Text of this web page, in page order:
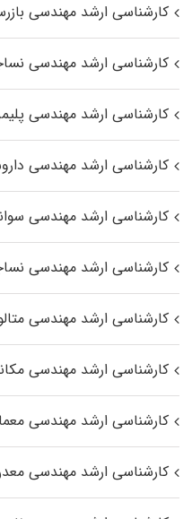
کارشناسی ارشد مهندسی
کارشناسی ارشد مهندسی
کارشناسی ارشد مهندسی
کارشناسی ارشد مهندسی
کارشناسی ارشد مهندسی
کارشناسی ارشد مهندسی
کارشناسی ارشد مهندسی
کارشناسی ارشد مهندسی
کارشناسی ارشد مهندسی
کارشناسی ارشد مهندسی